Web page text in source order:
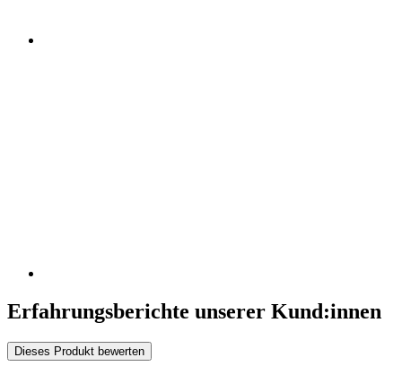
Erfahrungsberichte unserer Kund:innen
Dieses Produkt bewerten